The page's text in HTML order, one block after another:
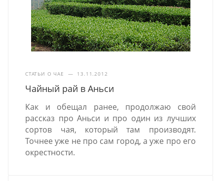
СТАТЬИ О ЧАЕ — 13.11.2012
Чайный рай в Аньси
Как и обещал ранее, продолжаю свой
рассказ про Аньси и про один из лучших
сортов чая, который там производят.
Точнее уже не про сам город, а уже про его
окрестности.